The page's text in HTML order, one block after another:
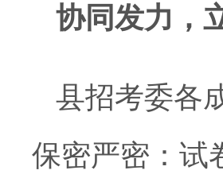
协同发力，
县招考委各
保密严密： 试